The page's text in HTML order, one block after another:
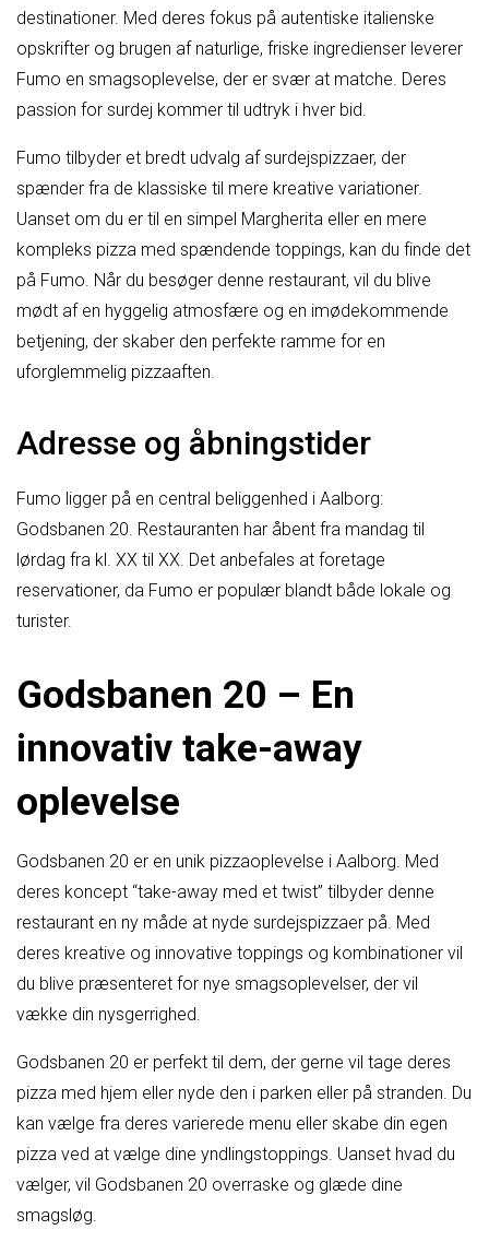
destinationer. Med deres fokus på autentiske italienske
opskrifter og brugen af naturlige, friske ingredienser leverer
Fumo en smagsoplevelse, der er svær at matche. Deres
passion for surdej kommer til udtryk i hver bid.
Fumo tilbyder et bredt udvalg af surdejspizzaer, der
spænder fra de klassiske til mere kreative variationer.
Uanset om du er til en simpel Margherita eller en mere
kompleks pizza med spændende toppings, kan du finde det
på Fumo. Når du besøger denne restaurant, vil du blive
mødt af en hyggelig atmosfære og en imødekommende
betjening, der skaber den perfekte ramme for en
uforglemmelig pizzaaften.
Adresse og åbningstider
Fumo ligger på en central beliggenhed i Aalborg:
Godsbanen 20. Restauranten har åbent fra mandag til
lørdag fra kl. XX til XX. Det anbefales at foretage
reservationer, da Fumo er populær blandt både lokale og
turister.
Godsbanen 20 – En
innovativ take-away
oplevelse
Godsbanen 20 er en unik pizzaoplevelse i Aalborg. Med
deres koncept “take-away med et twist” tilbyder denne
restaurant en ny måde at nyde surdejspizzaer på. Med
deres kreative og innovative toppings og kombinationer vil
du blive præsenteret for nye smagsoplevelser, der vil
vække din nysgerrighed.
Godsbanen 20 er perfekt til dem, der gerne vil tage deres
pizza med hjem eller nyde den i parken eller på stranden. Du
kan vælge fra deres varierede menu eller skabe din egen
pizza ved at vælge dine yndlingstoppings. Uanset hvad du
vælger, vil Godsbanen 20 overraske og glæde dine
smagsløg.